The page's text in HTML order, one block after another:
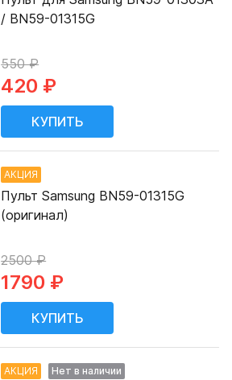
/ BN59-01315G
550 ₽
420 ₽
АКЦИЯ
Пульт Samsung BN59-01315G
(оригинал)
2500 ₽
1790 ₽
АКЦИЯ Нет в наличии